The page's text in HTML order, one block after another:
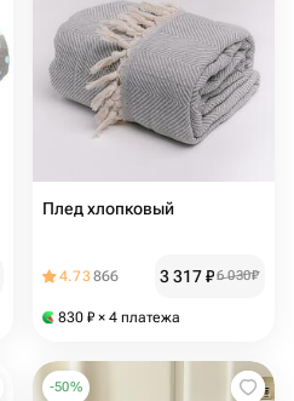
Плед хлопковый
4.73866 3 317₽6 030₽
830 ₽ × 4 платежа
-50%